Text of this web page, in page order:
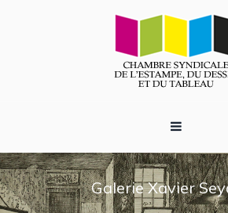
Galerie Xavier